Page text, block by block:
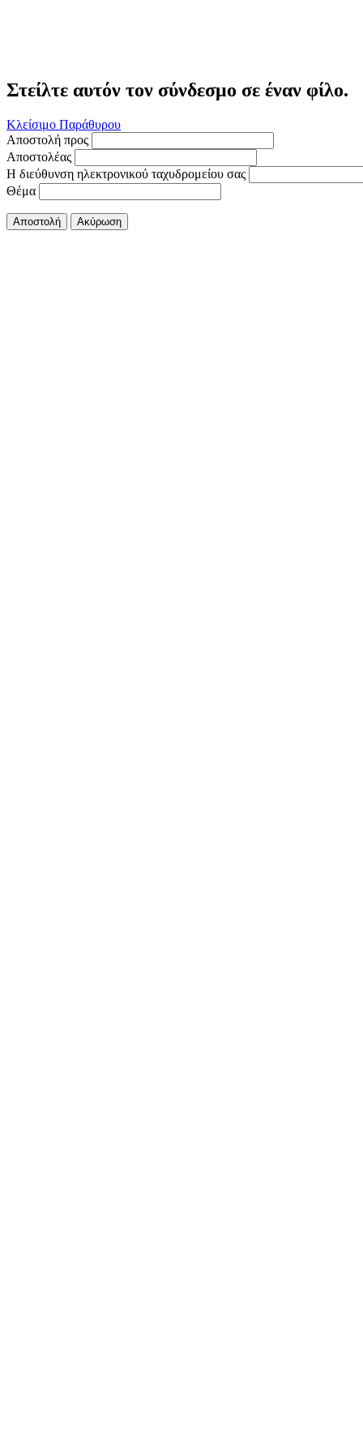
Στείλτε αυτόν τον σύνδεσμο σε έναν φίλο.
Κλείσιμο Παράθυρου
Αποστολή προς
Αποστολέας
Η διεύθυνση ηλεκτρονικού ταχυδρομείου σας
Θέμα
Αποστολή Ακύρωση